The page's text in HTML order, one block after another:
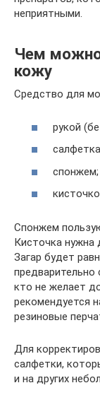
неприятными.
Чем можно
кожу
Средство для
рукой
спонжем;
Спонжем
Кисточка нужна
Загар будет
кто не желает
рекомендуется
резиновые
Для
салфетки,
и на других